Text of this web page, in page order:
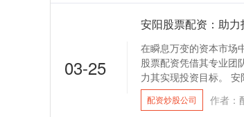
03-25
安阳股票配资：助
在瞬息万变的资本市场
股票配资凭借其专业团
力其实现投资目标。 安
配资炒股公司 作者：